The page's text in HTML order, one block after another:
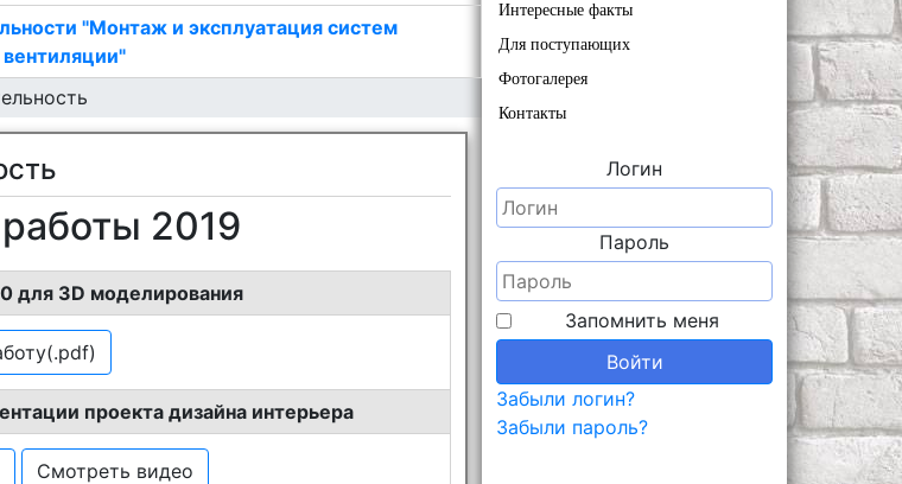
"Монтаж и эксплуатация систем
2019
для 3D моделирования
проекта дизайна интерьера
Смотреть видео
Интересные факты
Для поступающих
Фотогалерея
Контакты
Логин
Пароль
Запомнить меня
Войти
Забыли логин?
Забыли пароль?